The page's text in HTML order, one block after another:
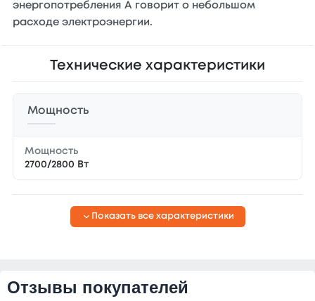
энергопотребления А говорит о небольшом
расходе электроэнергии.
Технические характеристики
Мощность
Мощность
2700/2800 Вт
Показать все характеристики
Отзывы покупателей